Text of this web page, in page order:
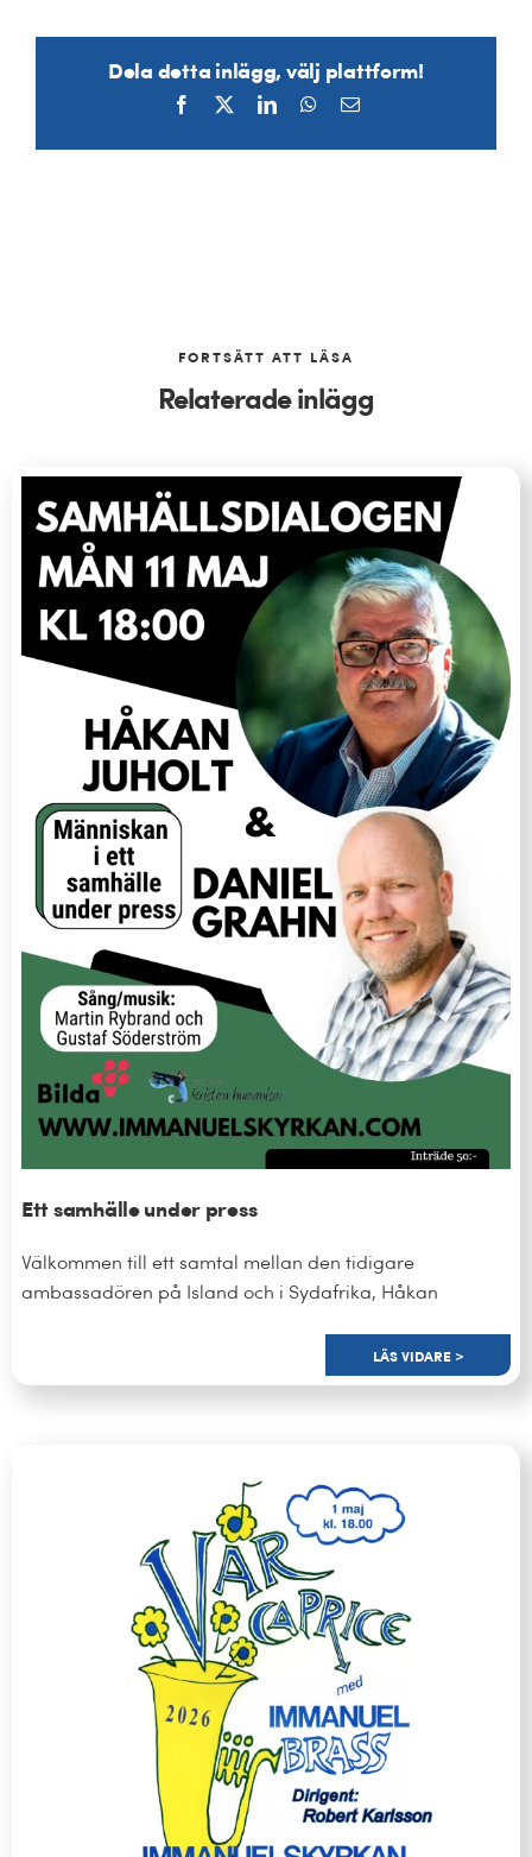
Dela detta inlägg, välj plattform!
Facebook LinkedInWhatsApp
E-
FORTSÄTT ATT LÄSA
Relaterade inlägg
Ett samhälle under press
Välkommen till ett samtal mellan den tidigare
ambassadören på Island och i Sydafrika, Håkan
LÄS VIDARE >